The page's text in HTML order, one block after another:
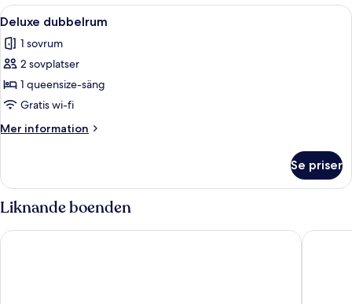
Öppna
alla
foton
för
Deluxe
dubbelrum
Ett hotellrum med ett stort fönster,
13
Deluxe dubbelrum
1 sovrum
2 sovplatser
1 queensize-säng
Gratis wi-fi
Mer information
Mer
dubbelrum
Se priser
Liknande boenden
TRIBE Baden-Baden